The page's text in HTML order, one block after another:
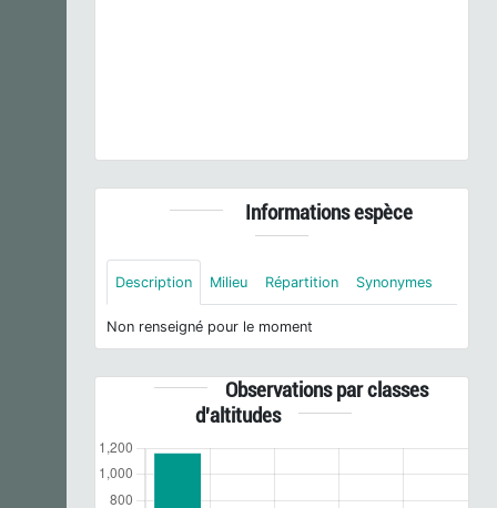
Informations espèce
Description Milieu Répartition Synonymes
Non renseigné pour le moment
Observations par classes
d'altitudes